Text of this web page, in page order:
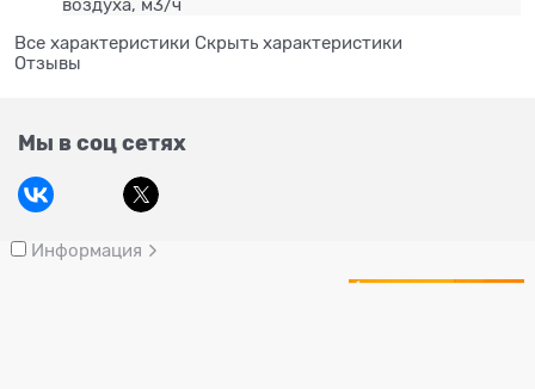
воздуха, м3/ч
Все характеристики Скрыть характеристики
Отзывы
Мы в соц сетях
Информация